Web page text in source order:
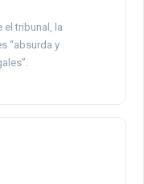
el tribunal, la
“absurda y